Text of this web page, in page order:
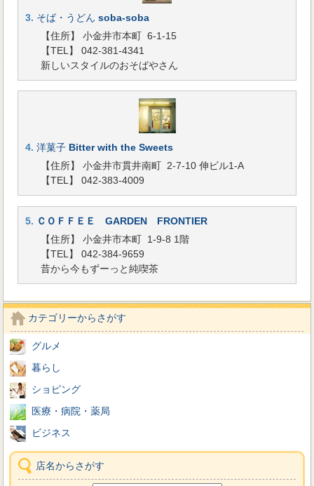
3. そば・うどん soba-soba
【住所】 小金井市本町 6-1-15
【TEL】 042-381-4341
新しいスタイルのおそばやさん
4. 洋菓子 Bitter with the Sweets
【住所】 小金井市貫井南町 2-7-10 伸ビル1-A
【TEL】 042-383-4009
5. ＣＯＦＦＥＥ GARDEN FRONTIER
【住所】 小金井市本町 1-9-8 1階
【TEL】 042-384-9659
昔から今もずーっと純喫茶
カテゴリーからさがす
グルメ
暮らし
ショピング
医療・病院・薬局
ビジネス
店名からさがす